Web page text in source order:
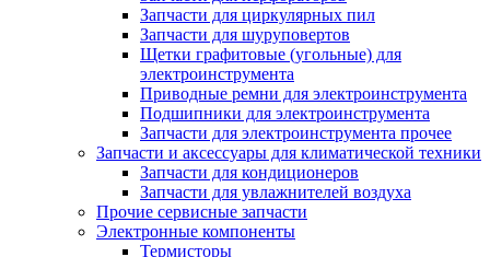
Запчасти для циркулярных пил
Запчасти для шуруповертов
Щетки графитовые (угольные) для
электроинструмента
Приводные ремни для электроинструмента
Подшипники для электроинструмента
Запчасти для электроинструмента прочее
Запчасти и аксессуары для климатической техники
Запчасти для кондиционеров
Запчасти для увлажнителей воздуха
Прочие сервисные запчасти
Электронные компоненты
Термисторы